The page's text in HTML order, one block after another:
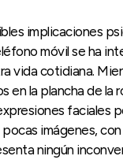
implicaciones
móvil se ha
vida cotidiana.
en la plancha de la
faciales
pocas imágenes,
ningún